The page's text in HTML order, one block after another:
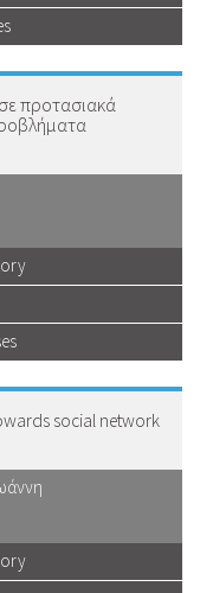
προτασιακά
social network